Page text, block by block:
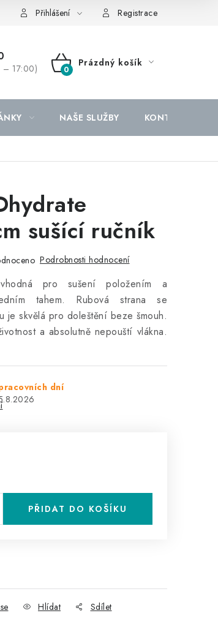
Přihlášení Registrace
– 17:00)
NÁKUPNÍ
Prázdný košík
NAŠE SLUŽBY KONTAKTY
sušící ručník
Podrobnosti hodnocení
pro sušení položením a
tahem. Rubová strana se
je skvělá pro doleštění beze šmouh.
a absolutně nepouští vlákna.
dní
PŘIDAT DO KOŠÍKU
Hlídat Sdílet